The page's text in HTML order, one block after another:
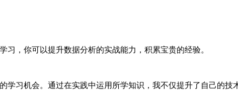
，你可以提升数据分析的实战能力，积累宝贵的经验。
习机会。通过在实践中运用所学知识，我不仅提升了自己的技